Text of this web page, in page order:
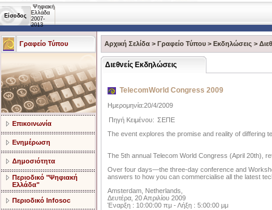
Είσοδος
Ψηφιακή
Ελλάδα
2007-
2013
Γραφείο Τύπου
Επικοινωνία
Ενημέρωση
Δημοσιότητα
Περιοδικό "Ψηφιακή
Ελλάδα"
Περιοδικό Infosoc
Αρχική Σελίδα > Γραφείο Τύπου > Εκδηλώσεις >
Διεθνείς Εκδηλώσεις
TelecomWorld Congress 2009
Ημερομηνία:20/4/2009
Πηγή Κειμένου: ΣΕΠΕ
The event explores the promise and reality of differing
The 5th annual Telecom World Congress (April 20th),
Over four days—the three-day conference and
answers to how you can commercialise all the latest
Amsterdam, Netherlands,
Δευτέρα, 20 Απριλίου 2009
Έναρξη : 10:00:00 πμ - Λήξη : 5:00:00 μμ